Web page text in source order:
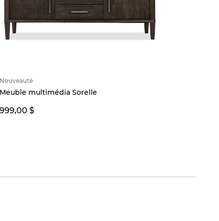
Nouveauté
Meuble multimédia Sorelle
999,00 $